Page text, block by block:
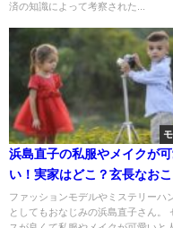
済の知識によって考察された...
浜島直子の私服やメイクが
い！実家はどこ？玄長なおこ
の関係は？
ファッションモデルやミステリーハ
としてもおなじみの浜島直子さん。